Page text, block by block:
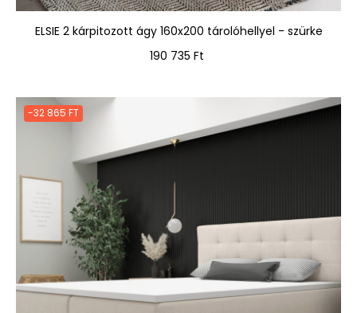
ELSIE 2 kárpitozott ágy 160x200 tárolóhellyel - szürke
Ár
190 735 Ft
-32 865 FT